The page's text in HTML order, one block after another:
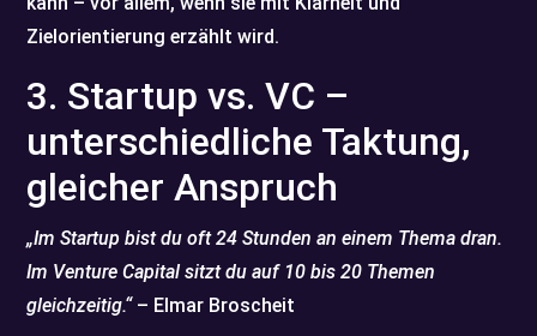
Zielorientierung erzählt wird.
3. Startup vs. VC –
unterschiedliche Taktung,
gleicher Anspruch
„Im Startup bist du oft 24 Stunden an einem Thema dran.
Im Venture Capital sitzt du auf 10 bis 20 Themen
gleichzeitig.“– Elmar Broscheit